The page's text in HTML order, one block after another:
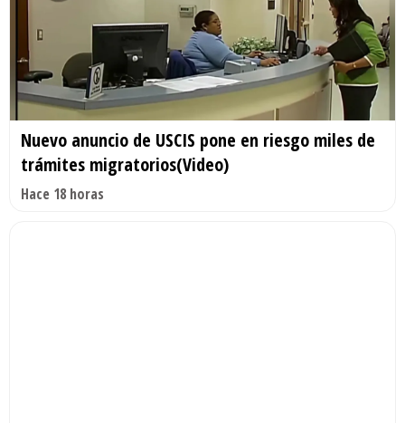
Nuevo anuncio de USCIS pone en riesgo miles de
trámites migratorios(Video)
Hace 18 horas